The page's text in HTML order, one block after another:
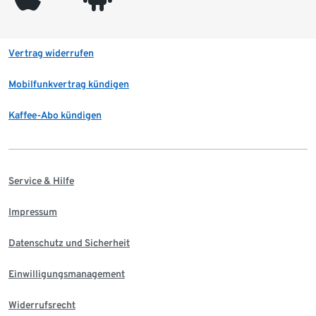
Vertrag widerrufen
Mobilfunkvertrag kündigen
Kaffee-Abo kündigen
Service & Hilfe
Impressum
Datenschutz und Sicherheit
Einwilligungsmanagement
Widerrufsrecht